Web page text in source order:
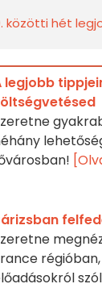
közötti hét
legjobb